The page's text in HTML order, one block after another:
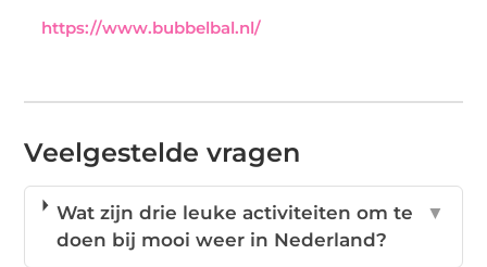
https://www.bubbelbal.nl/
Veelgestelde vragen
Wat zijn drie leuke activiteiten om te
doen bij mooi weer in Nederland?
▼